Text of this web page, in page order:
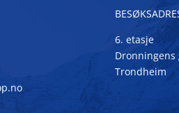
6. etasje
Dronningens
Trondheim